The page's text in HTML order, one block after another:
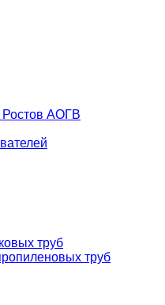
Ростов АОГВ
труб
труб